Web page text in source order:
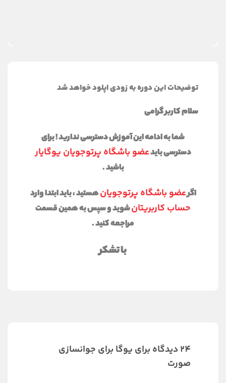
توضیحات این دوره به زودی اپلود خواهد شد
سلام کاربر گرامی
شما به ادامه این آموزش دسترسی ندارید ! برای
دسترسی بایدعضو باشگاه پرتوجویان یوگایار
باشید .
اگرعضو باشگاه پرتوجویانهستید ، باید ابتدا وارد
حساب کاربریتانشوید و سپس به همین قسمت
مراجعه کنید .
با تشکر
24 دیدگاه برای
یوگا برای جوانسازی
صورت